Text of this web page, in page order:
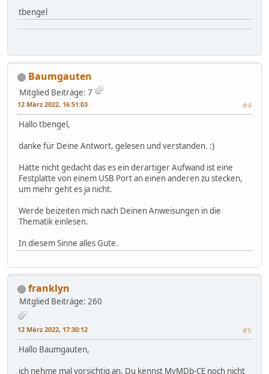
tbengel
Baumgauten
Mitglied Beiträge: 7
12 März 2022, 16:51:03 #4
Hallo tbengel,
danke für Deine Antwort, gelesen und verstanden. :)
Hätte nicht gedacht das es ein derartiger Aufwand ist eine
Festplatte von einem USB Port an einen anderen zu stecken,
um mehr geht es ja nicht.
Werde beizeiten mich nach Deinen Anweisungen in die
Thematik einlesen.
In diesem Sinne alles Gute.
franklyn
Mitglied Beiträge: 260
12 März 2022, 17:30:12 #5
Hallo Baumgauten,
ich nehme mal vorsichtig an, Du kennst MyMDb-CE noch nicht